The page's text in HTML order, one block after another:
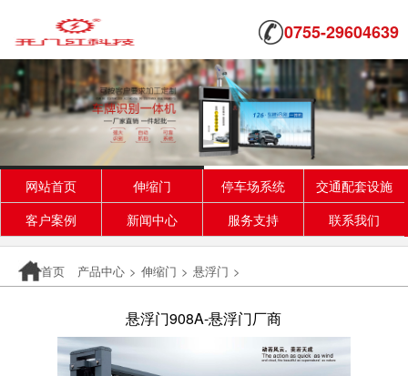
0755-29604639
网站首页 伸缩门 停车场系统
交通配套设施
客户案例
新闻中心 服务支持 联系我们
首页 产品中心 > 伸缩门 > 悬浮门 >
悬浮门908A-悬浮门厂商